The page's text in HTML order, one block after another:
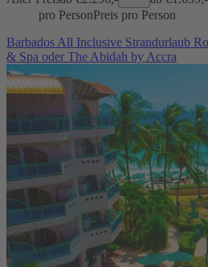
pro PersonPreis pro Person
Barbados All Inclusive Strandurlaub
& Spa oder The Abidah by Accra